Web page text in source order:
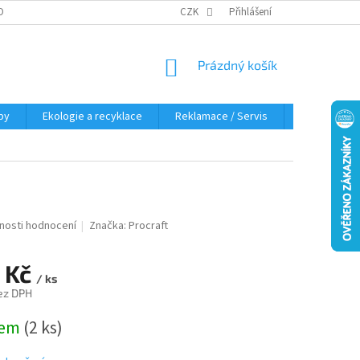
ÚDAJŮ CZK Přihlášení
NÁKUPNÍ
Prázdný košík
Ekologie a recyklace Reklamace / Servis
Hodnocení
hodnocení Značka:Procraft
/ ks
DPH
(2 ks)